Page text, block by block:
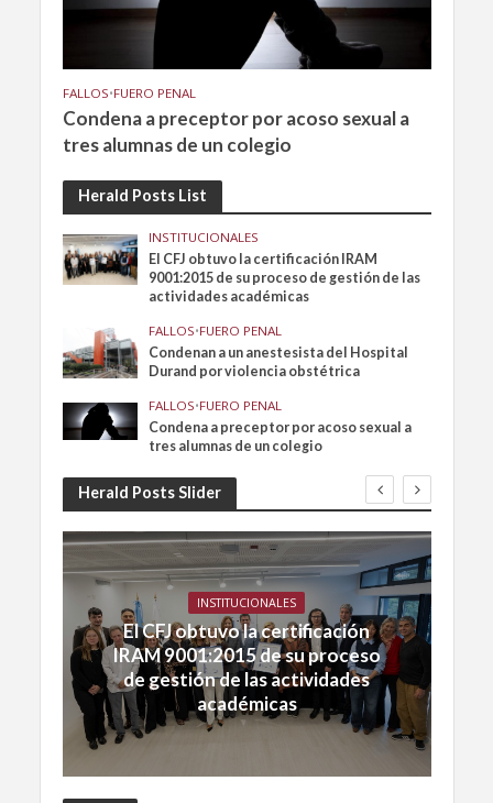
FALLOS•FUERO PENAL
Condena a preceptor por acoso sexual a
tres alumnas de un colegio
Herald Posts List
INSTITUCIONALES
El CFJ obtuvo la certificación IRAM
9001:2015 de su proceso de gestión de las
actividades académicas
FALLOS•FUERO PENAL
Condenan a un anestesista del Hospital
Durand por violencia obstétrica
FALLOS•FUERO PENAL
Condena a preceptor por acoso sexual a
tres alumnas de un colegio
Herald Posts Slider
INSTITUCIONALES
El CFJ obtuvo la certificación
IRAM 9001:2015 de su proceso
de gestión de las actividades
académicas